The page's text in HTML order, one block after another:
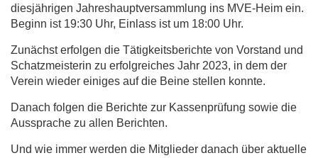
diesjährigen Jahreshauptversammlung ins MVE-Heim ein.
Beginn ist 19:30 Uhr, Einlass ist um 18:00 Uhr.
Zunächst erfolgen die Tätigkeitsberichte von Vorstand und
Schatzmeisterin zu erfolgreiches Jahr 2023, in dem der
Verein wieder einiges auf die Beine stellen konnte.
Danach folgen die Berichte zur Kassenprüfung sowie die
Aussprache zu allen Berichten.
Und wie immer werden die Mitglieder danach über aktuelle